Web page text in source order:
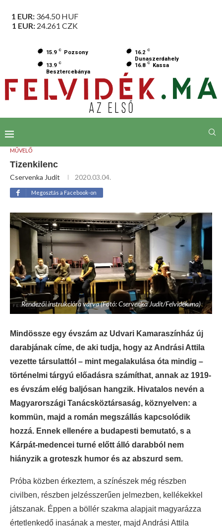
1 EUR: 364.50HUF
1 EUR: 24.261 CZK
15.9 C Pozsony 16.2 C
Dunaszerdahely
13.9 C
Besztercebánya
16.8 C Kassa
MŰVELŐ
Tizenkilenc
Cservenka Judit 2020.03.04.
Megosztás a Facebook-on
Rendezői instrukcióra várva (Fotó: Cservenka Judit/Felvidék.ma)
Mindössze egy évszám az Udvari Kamaraszínház új
darabjának címe, de aki tudja, hogy az Andrási Attila
vezette társulattól – mint megalakulása óta mindig –
történelmi tárgyú előadásra számíthat, annak az 1919-
es évszám elég baljósan hangzik. Hivatalos nevén a
Magyarországi Tanácsköztársaság, köznyelven: a
kommün, majd a román megszállás kapcsolódik
hozzá. Ennek ellenére a budapesti bemutató, s a
Kárpát-medencei turné előtt álló darabból nem
hiányzik a groteszk humor és az abszurd sem.
Próba közben érkeztem, a színészek még részben
civilben, részben jelzésszerűen jelmezben, kellékekkel
játszanak. Éppen a böllér szakma alapjait magyarázza
értetlenkedő inasának a mester, majd Andrási Attila